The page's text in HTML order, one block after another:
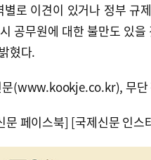
별로 이견이 있거나 정부 규
공무원에 대한 불만도 있
혔다.
(www.kookje.co.kr), 무단
문 페이스북] [국제신문 인스